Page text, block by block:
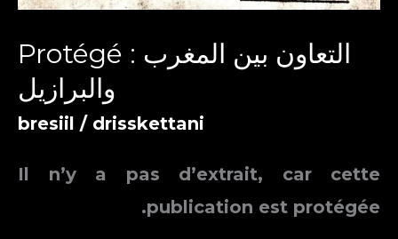
Protégé : التعاون بين المغرب
والبرازيل
bresiil / drisskettani
Il n’y a pas d’extrait, car cette
publication est protégée.